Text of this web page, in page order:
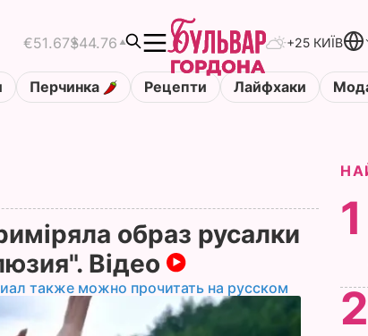
€51.67$44.76 +25 КИЇВ
Перчинка Рецепти Лайфхаки
образ русалки
Відео
также можно прочитать на русском
1
2